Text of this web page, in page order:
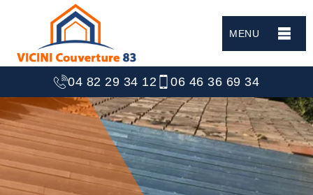
MENU
04 82 29 34 12 06 46 36 69 34